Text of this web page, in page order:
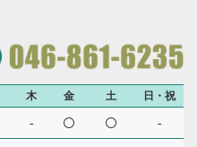
木 金 土 日・祝
-
-